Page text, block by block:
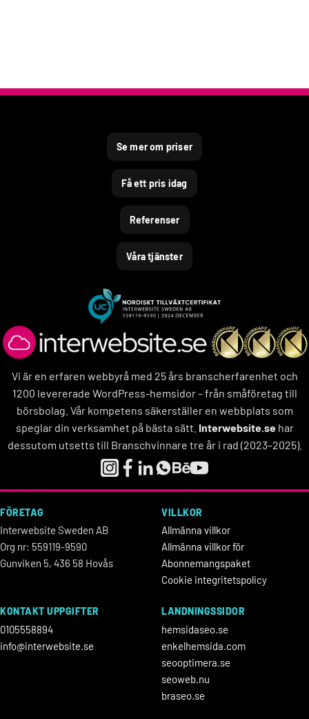
Se mer om priser
Få ett pris idag
Referenser
Våra tjänster
Vi är en erfaren webbyrå med 25 års branscherfarenhet och
1200 levererade WordPress-hemsidor – från småföretag till
börsbolag. Vår kompetens säkerställer en webbplats som
speglar din verksamhet på bästa sätt. Interwebsite.sehar
dessutom utsetts till Branschvinnare tre år i rad (2023–2025).
FÖRETAG
Interwebsite Sweden AB
Org nr: 559119-9590
Gunviken 5, 436 58 Hovås
VILLKOR
Allmänna villkor
Allmänna villkor för
Abonnemangspaket
Cookie integritetspolicy
KONTAKT UPPGIFTER
0105558894
info@interwebsite.se
LANDNINGSSIDOR
hemsidaseo.se
enkelhemsida.com
seooptimera.se
seoweb.nu
braseo.se